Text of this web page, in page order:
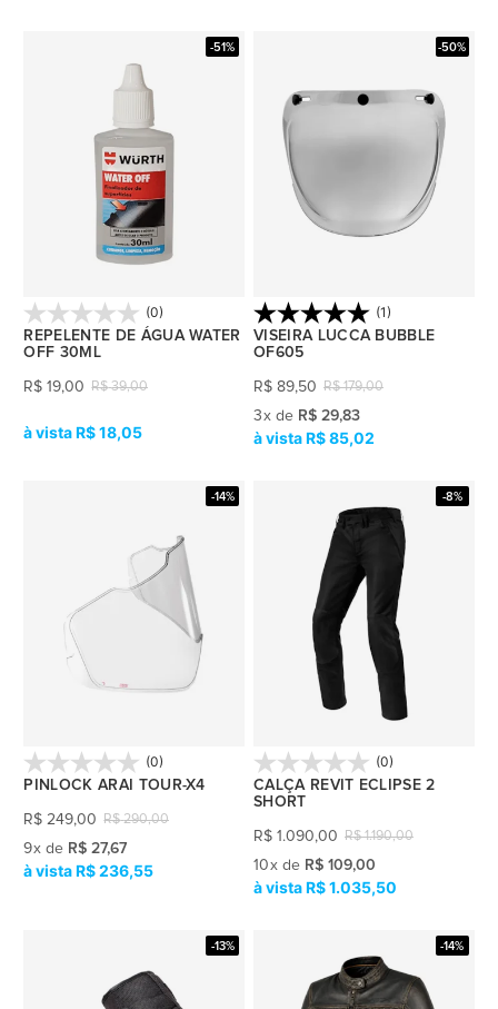
-51%
(0)
REPELENTE DE ÁGUA WATER
OFF 30ML
R$ 39,00
R$ 19,00
R$ 18,05
-50%
(1)
VISEIRA LUCCA BUBBLE
OF605
R$ 179,00
R$ 89,50
3x de R$ 29,83
R$ 85,02
-14%
(0)
PINLOCK ARAI TOUR-X4
R$ 290,00
R$ 249,00
9x de R$ 27,67
R$ 236,55
-8%
(0)
CALÇA REVIT ECLIPSE 2
SHORT
R$ 1.190,00
R$ 1.090,00
10x de R$ 109,00
R$ 1.035,50
-13% -14%